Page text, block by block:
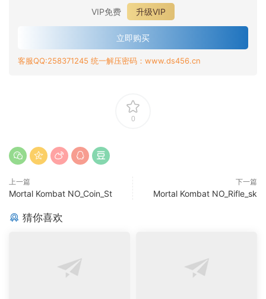
VIP免费
升级VIP
立即购买
客服QQ:258371245 统一解压密码：www.ds456.cn
0
上一篇
Mortal Kombat NO_Coin_St
下一篇
Mortal Kombat NO_Rifle_sk
猜你喜欢